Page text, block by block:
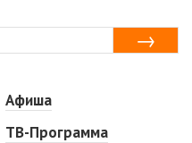
Афиша
ТВ-Программа